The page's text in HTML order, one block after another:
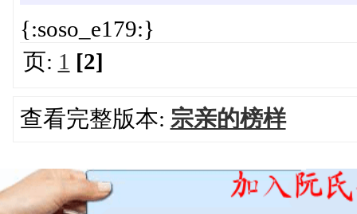
{:soso_e179:}
页: 1 [2]
查看完整版本: 宗亲的榜样